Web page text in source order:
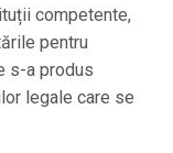
competente,
pentru
s-a produs
legale care se